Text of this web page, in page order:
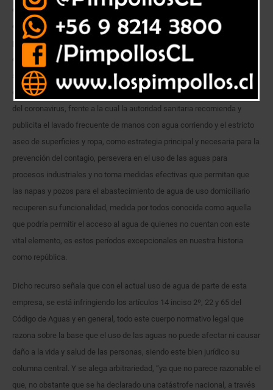
de Apelaciones de Valparaíso, recurso de protección [Rol: 12305-2020]
en contra de minera Anglo American Sur S.A. – Operación El Soldado,
por experimentarse grave y arbitrariamente dañados en su integridad y
dignidad como seres humanos, perturbada y amenazada su
subsistencia vital y su salud, cuando dicha empresa, en conocimiento
de que el país entró en estado de catástrofe sanitaria por la pandemia
del coronavirus, frente a la cual la autoridad sanitaria recomienda y
publicita el lavado frecuente de manos con agua corriendo y el estricto
aseo de superficies y ropa, como estrategia principal y necesaria para la
prevención del contagio, persevera en el uso de las aguas para
procesos industriales y no toma medidas efectivas que permitan que
las napas y pozos para el abastecimiento de agua de uso domiciliario
recuperen su funcionalidad, medida por todos conocida como aquella
que podría permitir el acceso al agua de quienes no cuentan con este
vital elemento, es estos períodos excepcionales en nuestra historia
como república.
Dicho recurso señala que con el actual uso de agua de parte de esta
empresa, se está infringiendo los artículos 14 inciso 2º, 22 y 65 del
Código de Aguas y en general, todo este cuerpo normativo legal que
razona sobre la base que el uso de las aguas no puede afectar ni causar
daño a la vida y salud de las personas, siendo este bien jurídico su
columna central. Y se alega arbitrariedad, “ya que no parece razonable el
que, no obstante que se ha declarado una catástrofe nacional, a través